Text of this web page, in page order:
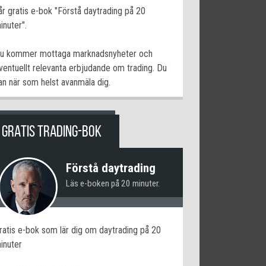
gratis e-bok "Förstå daytrading på 20
kommer mottaga marknadsnyheter och
relevanta erbjudande om trading. Du
när som helst avanmäla dig.
GRATIS TRADING-BOK
Förstå daytrading
Läs e-boken på 20 minuter.
e-bok som lär dig om daytrading på 20